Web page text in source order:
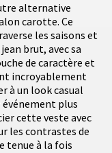
alternative
carotte. Ce
les saisons et
brut, avec sa
de caractère et
incroyablement
à un look casual
événement plus
cette veste avec
les contrastes de
tenue à la fois